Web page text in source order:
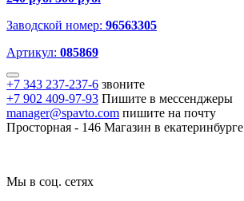
Заводской номер: 96563305
Артикул: 085869
+7 343 237-237-6 звоните
+7 902 409-97-93 Пишите в мессенджеры
manager@spavto.com пишите на почту
Просторная - 146 Магазин в екатеринбурге
Мы в соц. сетях